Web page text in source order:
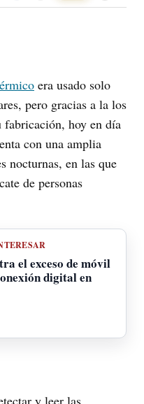
era usado solo
pero gracias a la los
fabricación, hoy en día
con una amplia
nocturnas, en las que
de personas
el exceso de móvil
digital en
y leer las